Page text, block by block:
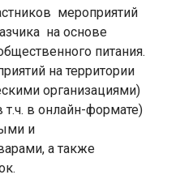
мероприятий
на основе
питания.
на территории
организациями)
т.ч. в онлайн-формате)
и
а также